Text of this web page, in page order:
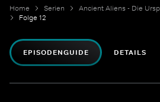
Home Serien Ancient Aliens - Die
Folge 12
EPISODENGUIDE DETAILS